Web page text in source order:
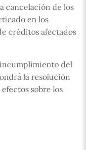
cancelación de los
en los
créditos afectados
incumplimiento del
la resolución
sobre los